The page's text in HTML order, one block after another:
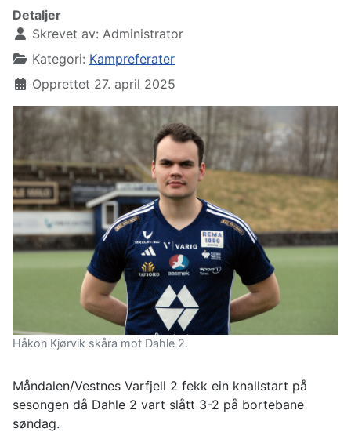
Detaljer
Skrevet av: Administrator
Kategori: Kampreferater
Opprettet 27. april 2025
Håkon Kjørvik skåra mot Dahle 2.
Måndalen/Vestnes Varfjell 2 fekk ein knallstart på
sesongen då Dahle 2 vart slått 3-2 på bortebane
søndag.